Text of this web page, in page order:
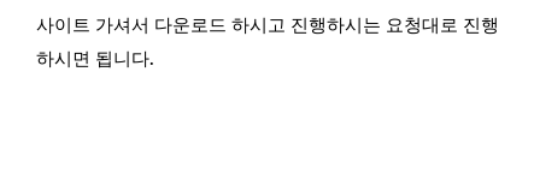
사이트 가셔서 다운로드 하시고 진행하시는 요청대로 진행
하시면 됩니다.